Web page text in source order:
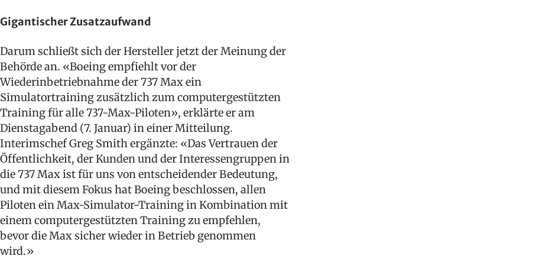
Gigantischer Zusatzaufwand
Darum schließt sich der Hersteller jetzt der Meinung der
Behörde an. «Boeing empfiehlt vor der
Wiederinbetriebnahme der 737 Max ein
Simulatortraining zusätzlich zum computergestützten
Training für alle 737-Max-Piloten», erklärte er am
Dienstagabend (7. Januar) in einer Mitteilung.
Interimschef Greg Smith ergänzte: «Das Vertrauen der
Öffentlichkeit, der Kunden und der Interessengruppen in
die 737 Max ist für uns von entscheidender Bedeutung,
und mit diesem Fokus hat Boeing beschlossen, allen
Piloten ein Max-Simulator-Training in Kombination mit
einem computergestützten Training zu empfehlen,
bevor die Max sicher wieder in Betrieb genommen
wird.»